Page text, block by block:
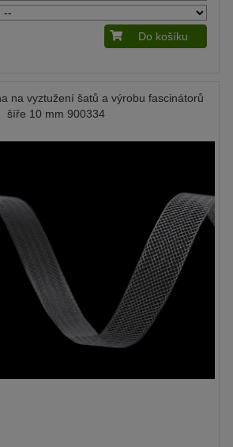
Do košíku
na vyztužení šatů a výrobu fascinátorů
šíře 10 mm 900334